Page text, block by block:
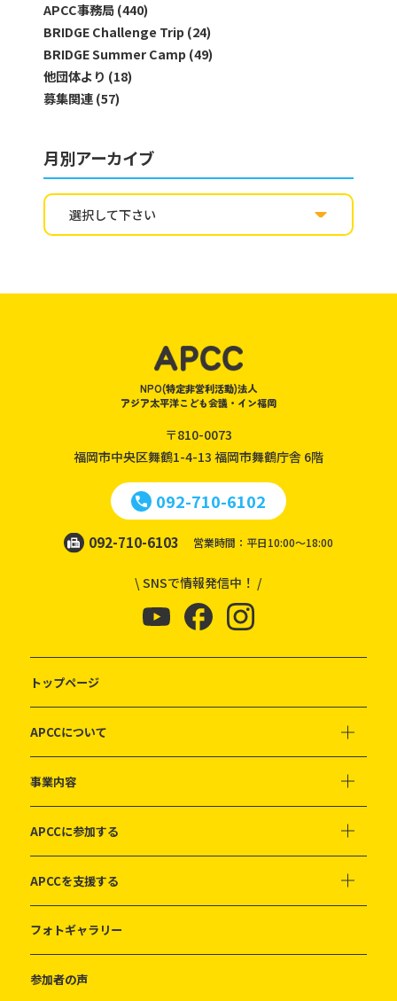
APCC事務局 (440)
BRIDGE Challenge Trip (24)
BRIDGE Summer Camp (49)
他団体より (18)
募集関連 (57)
月別アーカイブ
NPO(特定非営利活動)法人
アジア太平洋こども会議・イン福岡
〒810-0073
福岡市中央区舞鶴1-4-13 福岡市舞鶴庁舎 6階
092-710-6102
092-710-6103 営業時間：平日10:00～18:00
\ SNSで情報発信中！ /
トップページ
APCCについて
事業内容
APCCに参加する
APCCを支援する
フォトギャラリー
参加者の声